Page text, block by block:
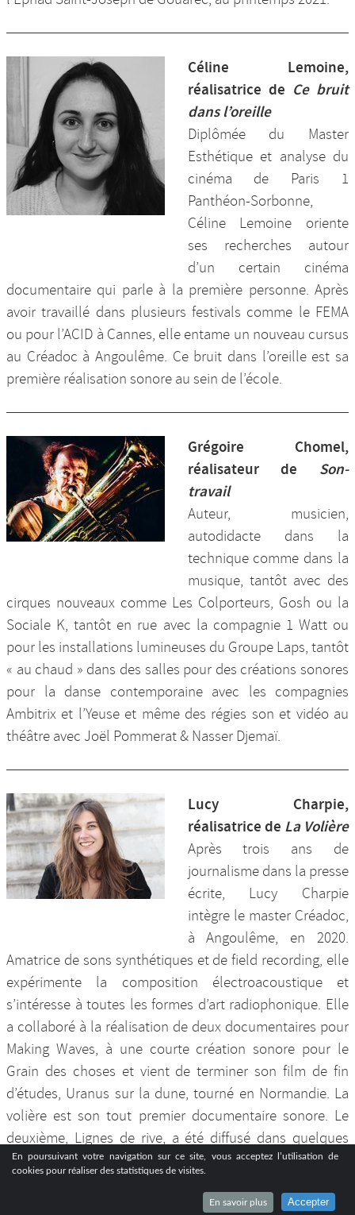
En poursuivant votre navigation sur ce site, vous acceptez l’utilisation de
cookies pour réaliser des statistiques de visites.
En savoir plus Accepter
Céline Lemoine,
réalisatrice de Ce bruit
dans l’oreille
Diplômée du Master
Esthétique et analyse du
cinéma de Paris 1
Panthéon-Sorbonne,
Céline Lemoine oriente
ses recherches autour
d’un certain cinéma
documentaire qui parle à la première personne. Après
avoir travaillé dans plusieurs festivals comme le FEMA
ou pour l’ACID à Cannes, elle entame un nouveau cursus
au Créadoc à Angoulême. Ce bruit dans l’oreille est sa
première réalisation sonore au sein de l’école.
Grégoire Chomel,
réalisateur de Son-
travail
Auteur, musicien,
autodidacte dans la
technique comme dans la
musique, tantôt avec des
cirques nouveaux comme Les Colporteurs, Gosh ou la
Sociale K, tantôt en rue avec la compagnie 1 Watt ou
pour les installations lumineuses du Groupe Laps, tantôt
« au chaud » dans des salles pour des créations sonores
pour la danse contemporaine avec les compagnies
Ambitrix et l’Yeuse et même des régies son et vidéo au
théâtre avec Joël Pommerat & Nasser Djemaï.
Lucy Charpie,
réalisatrice de La Volière
Après trois ans de
journalisme dans la presse
écrite, Lucy Charpie
intègre le master Créadoc,
à Angoulême, en 2020.
Amatrice de sons synthétiques et de field recording, elle
expérimente la composition électroacoustique et
s’intéresse à toutes les formes d’art radiophonique. Elle
a collaboré à la réalisation de deux documentaires pour
Making Waves, à une courte création sonore pour le
Grain des choses et vient de terminer son film de fin
d’études, Uranus sur la dune, tourné en Normandie. La
volière est son tout premier documentaire sonore. Le
deuxième, Lignes de rive, a été diffusé dans quelques
festivals en Charente et à Paris.